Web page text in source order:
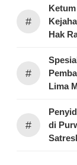
#
Hak
#
Lima
#
di